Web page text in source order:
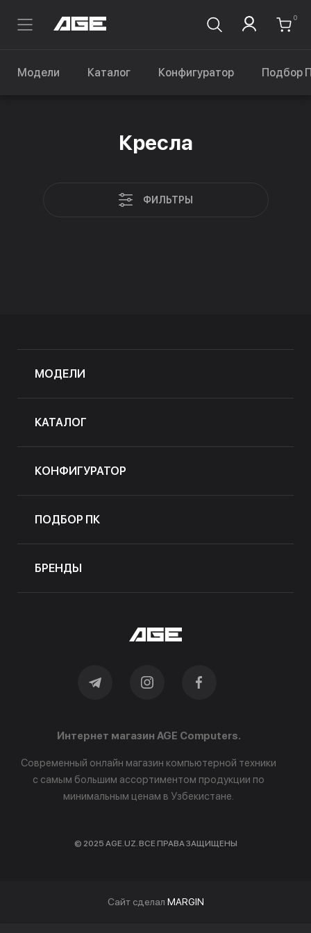
0
Модели Каталог Конфигуратор Подбор
Кресла
ФИЛЬТРЫ
МОДЕЛИ
КАТАЛОГ
КОНФИГУРАТОР
ПОДБОР ПК
БРЕНДЫ
Интернет магазин AGE Computers.
Современный онлайн магазин компьютерной техники
с самым большим ассортиментом продукции по
минимальным ценам в Узбекистане.
© 2025 AGE.UZ. ВСЕ ПРАВА ЗАЩИЩЕНЫ
Cайт сделал MARGIN